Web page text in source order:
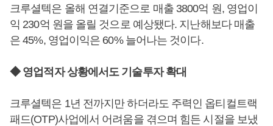
크루셜텍은 올해 연결기준으로 매출 3800억 원, 영업이
익 230억 원을 올릴 것으로 예상됐다. 지난해보다 매출
은 45%, 영업이익은 60% 늘어나는 것이다.
◆ 영업적자 상황에서도 기술투자 확대
크루셜텍은 1년 전까지만 하더라도 주력인 옵티컬트랙
패드(OTP)사업에서 어려움을 겪으며 힘든 시절을 보냈